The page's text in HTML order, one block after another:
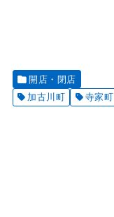
開店・閉店
加古川町
寺家町